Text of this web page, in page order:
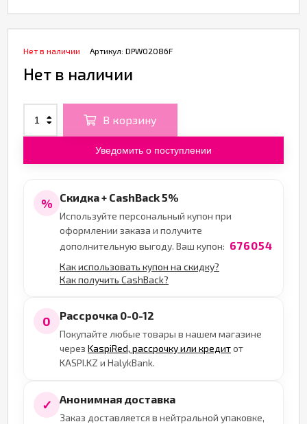
Артикул: DPW02086F
Нет в наличии
Нет в наличии
В корзину
Уведомить о поступлении
% Скидка + CashBack 5%
Используйте персональный купон при
оформлении заказа и получите
дополнительную выгоду. Ваш купон: 676054
Как использовать купон на скидку?
Как получить CashBack?
0 Рассрочка 0-0-12
Покупайте любые товары в нашем магазине
через KaspiRed, рассрочку или кредитот
KASPI.KZ и HalykBank.
✓ Анонимная доставка
Заказ доставляется в нейтральной упаковке,